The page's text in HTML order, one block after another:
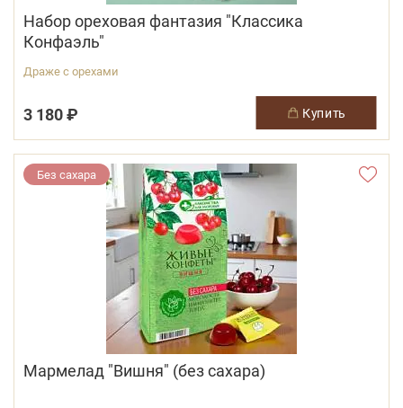
Набор ореховая фантазия "Классика
Конфаэль"
Драже с орехами
3 180 ₽ купить
Без сахара
Мармелад "Вишня" (без сахара)